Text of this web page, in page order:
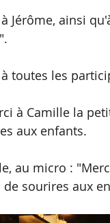
Jérôme, ainsi
toutes les
à Camille la
aux enfants.
au micro :
de sourires aux